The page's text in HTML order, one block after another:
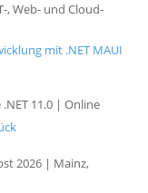
, Web- und Cloud-
mit .NET MAUI
11.0 | Online
2026 | Mainz,